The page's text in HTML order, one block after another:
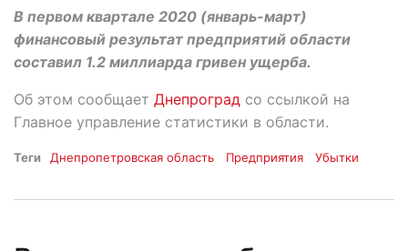
В первом квартале 2020 (январь-март)
финансовый результат предприятий области
составил 1.2 миллиарда гривен ущерба.
Об этом сообщает Днепроград со ссылкой на
Главное управление статистики в области.
Теги Днепропетровская область Предприятия Убытки